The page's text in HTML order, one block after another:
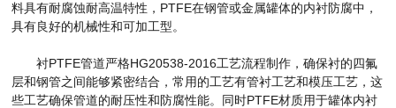
料具有耐腐蚀耐高温特性，PTFE在钢管或金属罐体的内衬防腐中，
具有良好的机械性和可加工型。
衬PTFE管道严格HG20538-2016工艺流程制作，确保衬的四氟
层和钢管之间能够紧密结合，常用的工艺有管衬工艺和模压工艺，这
些工艺确保管道的耐压性和防腐性能。同时PTFE材质用于罐体内衬